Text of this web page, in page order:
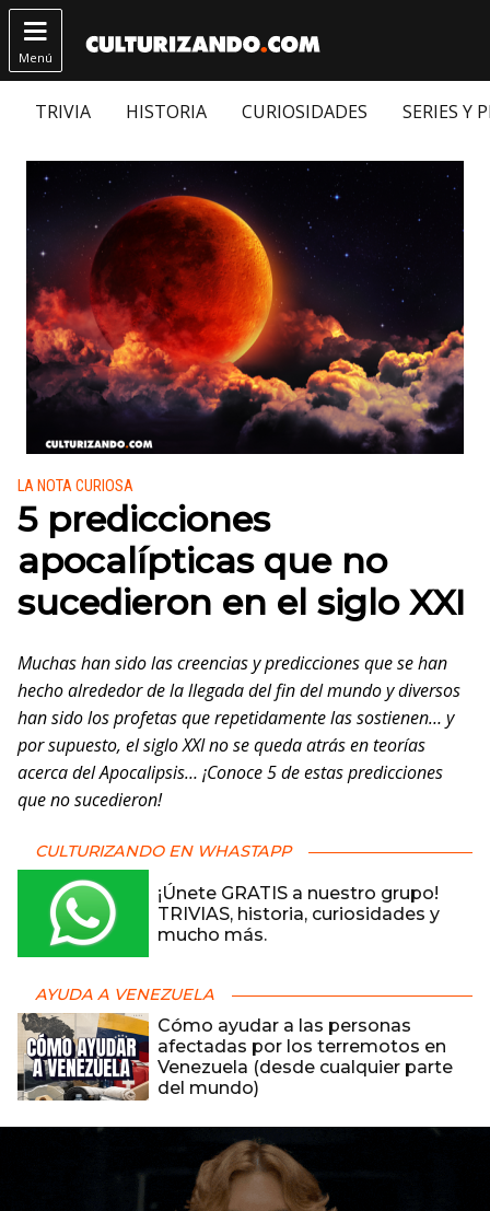

Menú
TRIVIA HISTORIA CURIOSIDADES SERIES Y
Publicado en:
LA NOTA CURIOSA
5 predicciones
apocalípticas que no
sucedieron en el siglo XXI
Muchas han sido las creencias y predicciones que se han
hecho alrededor de la llegada del fin del mundo y diversos
han sido los profetas que repetidamente las sostienen… y
por supuesto, el siglo XXI no se queda atrás en teorías
acerca del Apocalipsis… ¡Conoce 5 de estas predicciones
que no sucedieron!
CULTURIZANDO EN WHASTAPP
¡Únete GRATIS a nuestro grupo!
TRIVIAS, historia, curiosidades y
mucho más.
AYUDA A VENEZUELA
Cómo ayudar a las personas
afectadas por los terremotos en
Venezuela (desde cualquier parte
del mundo)